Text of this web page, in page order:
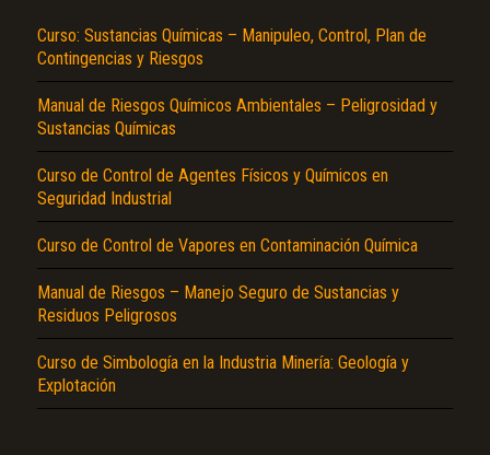
Curso: Sustancias Químicas – Manipuleo, Control, Plan de
Contingencias y Riesgos
Manual de Riesgos Químicos Ambientales – Peligrosidad y
Sustancias Químicas
Curso de Control de Agentes Físicos y Químicos en
Seguridad Industrial
Curso de Control de Vapores en Contaminación Química
Manual de Riesgos – Manejo Seguro de Sustancias y
Residuos Peligrosos
Curso de Simbología en la Industria Minería: Geología y
Explotación
El Título es incorrecto según el contenido.
Texto o Imagen de portada son erróneos.
No carga o no se visualiza el contenido.
Reportar otro tipo de error...